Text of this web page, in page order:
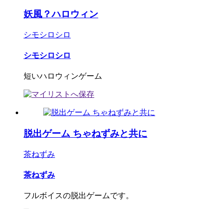
妖風？ハロウィン
シモシロシロ
シモシロシロ
短いハロウィンゲーム
脱出ゲーム ちゃねずみと共に
茶ねずみ
茶ねずみ
フルボイスの脱出ゲームです。